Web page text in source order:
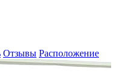
Отзывы Расположение